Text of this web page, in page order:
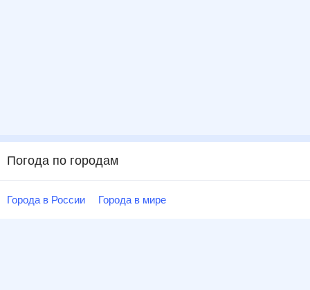
Погода по городам
Города в России Города в мире